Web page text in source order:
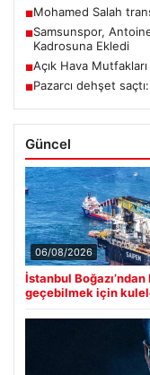
■Mohamed Salah
■Samsunspor,
Kadrosuna Ekledi
■Açık Hava Mutfakları
■Pazarcı dehşet saçtı:
Güncel
06/08/2026
İstanbul
geçebilmek için